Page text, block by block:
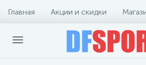
Главная Акции и скидки